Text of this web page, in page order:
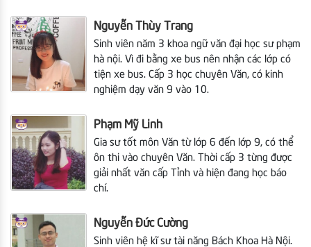
Nguyễn Thùy Trang
Sinh viên năm 3 khoa ngữ văn đại học sư phạm
hà nội. Vì đi bằng xe bus nên nhận các lớp có
tiện xe bus. Cấp 3 học chuyên Văn, có kinh
nghiệm dạy văn 9 vào 10.
Phạm Mỹ Linh
Gia sư tốt môn Văn từ lớp 6 đến lớp 9, có thể
ôn thi vào chuyên Văn. Thời cấp 3 từng được
giải nhất văn cấp Tỉnh và hiện đang học báo
chí.
Nguyễn Đức Cường
Sinh viên hệ kĩ sư tài năng Bách Khoa Hà Nội.